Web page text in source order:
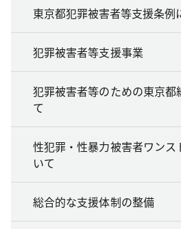
東京都犯罪被害者等支援条例
犯罪被害者等支援事業
犯罪被害者等のための東京
て
性犯罪・性暴力被害者ワン
いて
総合的な支援体制の整備